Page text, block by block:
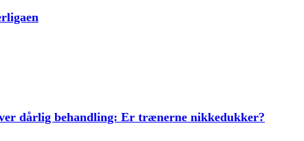
dårlig behandling: Er trænerne nikkedukker?